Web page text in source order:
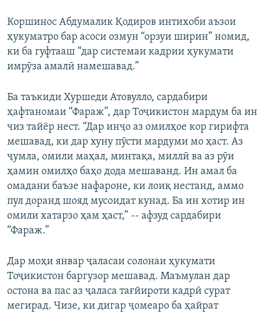
Коршинос Абдумалик Қодиров интихоби аъзои
ҳукуматро бар асоси озмун “орзуи ширин” номид,
ки ба гуфтааш “дар системаи кадрии ҳукумати
имрӯза амалӣ намешавад.”
Ба таъкиди Хуршеди Атовулло, сардабири
ҳафтаномаи “Фараж”, дар Тоҷикистон мардум ба ин
чиз тайёр нест. “Дар инҷо аз омилҳое кор гирифта
мешавад, ки дар хуну пӯсти мардуми мо ҳаст. Аз
ҷумла, омили маҳал, минтақа, миллӣ ва аз рӯи
ҳамин омилҳо баҳо дода мешаванд. Ин амал ба
омадани баъзе нафароне, ки лоиқ нестанд, аммо
пул доранд шояд мусоидат кунад. Ба ин хотир ин
омили хатарзо ҳам ҳаст,” -- афзуд сардабири
“Фараж.”
Дар моҳи январ ҷаласаи солонаи ҳукумати
Тоҷикистон баргузор мешавад. Маъмулан дар
остона ва пас аз ҷаласа тағйироти кадрӣ сурат
мегирад. Чизе, ки дигар ҷомеаро ба ҳайрат